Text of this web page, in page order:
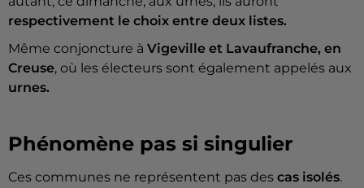
respectivement le choix entre deux listes.
Même conjoncture à Vigeville et Lavaufranche, en
Creuse, où les électeurs sont également appelés aux
urnes.
Phénomène pas si singulier
Ces communes ne représentent pas des cas isolés.